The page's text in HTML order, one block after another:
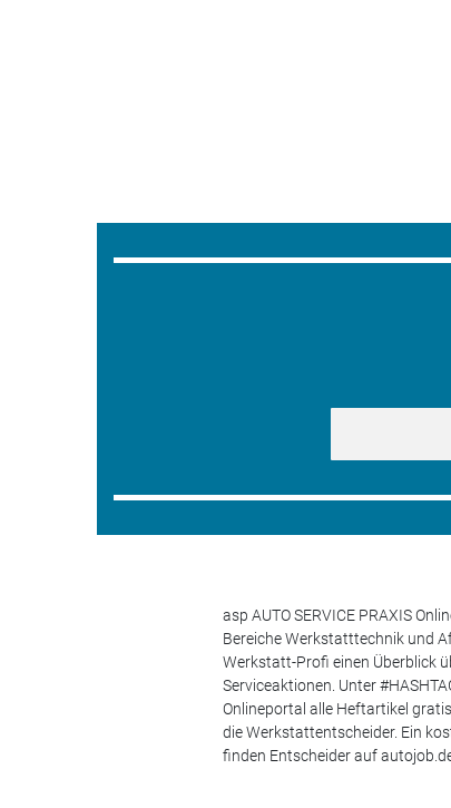
asp AUTO SERVICE PRAXIS
Bereiche Werkstatttechnik und
Werkstatt-Profi einen Überblick
Serviceaktionen. Unter
Onlineportal alle Heftartikel
die Werkstattentscheider. Ein
finden Entscheider auf